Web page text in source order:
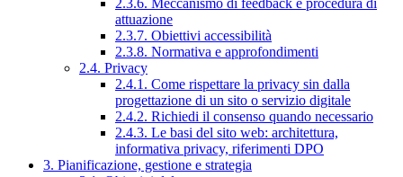
attuazione
2.3.7. Obiettivi accessibilità
2.3.8. Normativa e approfondimenti
2.4. Privacy
2.4.1. Come rispettare la privacy sin dalla
progettazione di un sito o servizio digitale
2.4.2. Richiedi il consenso quando necessario
2.4.3. Le basi del sito web: architettura,
informativa privacy, riferimenti DPO
3. Pianificazione, gestione e strategia